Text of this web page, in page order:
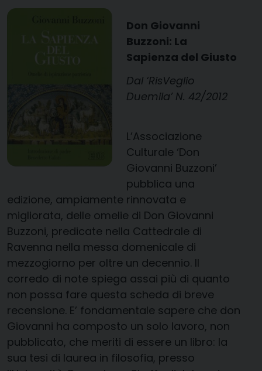
Don Giovanni
Buzzoni: La
Sapienza del Giusto
Dal ‘RisVeglio
Duemila’ N. 42/2012
L’Associazione
Culturale ‘Don
Giovanni Buzzoni’
pubblica una
edizione, ampiamente rinnovata e
migliorata, delle omelie di Don Giovanni
Buzzoni, predicate nella Cattedrale di
Ravenna nella messa domenicale di
mezzogiorno per oltre un decennio. Il
corredo di note spiega assai più di quanto
non possa fare questa scheda di breve
recensione. E’ fondamentale sapere che don
Giovanni ha composto un solo lavoro, non
pubblicato, che meriti di essere un libro: la
sua tesi di laurea in filosofia, presso